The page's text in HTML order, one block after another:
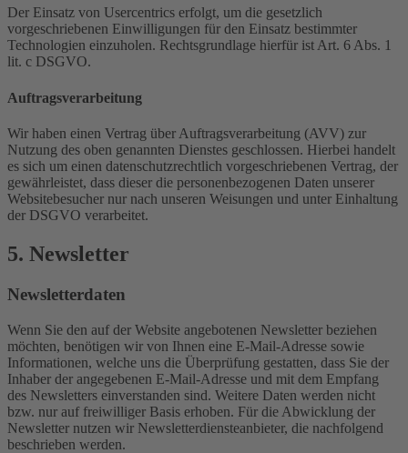
Der Einsatz von Usercentrics erfolgt, um die gesetzlich
vorgeschriebenen Einwilligungen für den Einsatz bestimmter
Technologien einzuholen. Rechtsgrundlage hierfür ist Art. 6 Abs. 1
lit. c DSGVO.
Auftragsverarbeitung
Wir haben einen Vertrag über Auftragsverarbeitung (AVV) zur
Nutzung des oben genannten Dienstes geschlossen. Hierbei handelt
es sich um einen datenschutzrechtlich vorgeschriebenen Vertrag, der
gewährleistet, dass dieser die personenbezogenen Daten unserer
Websitebesucher nur nach unseren Weisungen und unter Einhaltung
der DSGVO verarbeitet.
5. Newsletter
Newsletter­daten
Wenn Sie den auf der Website angebotenen Newsletter beziehen
möchten, benötigen wir von Ihnen eine E-Mail-Adresse sowie
Informationen, welche uns die Überprüfung gestatten, dass Sie der
Inhaber der angegebenen E-Mail-Adresse und mit dem Empfang
des Newsletters einverstanden sind. Weitere Daten werden nicht
bzw. nur auf freiwilliger Basis erhoben. Für die Abwicklung der
Newsletter nutzen wir Newsletterdiensteanbieter, die nachfolgend
beschrieben werden.